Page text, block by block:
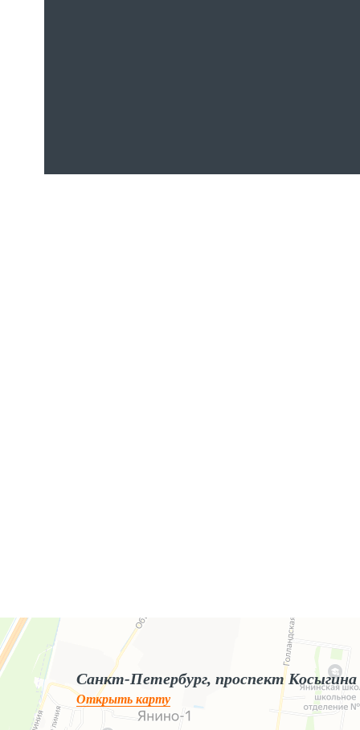
Яндекс.Карты
Яндекс.Карты — поиск мест и адресов, городской транспорт
Санкт-Петербург, проспект Косыгина
Открыть карту